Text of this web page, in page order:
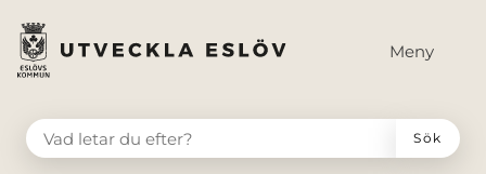
till innehåll
huvudmeny
till sidomeny
Meny
VAD LETAR DU EFTER?
Sök